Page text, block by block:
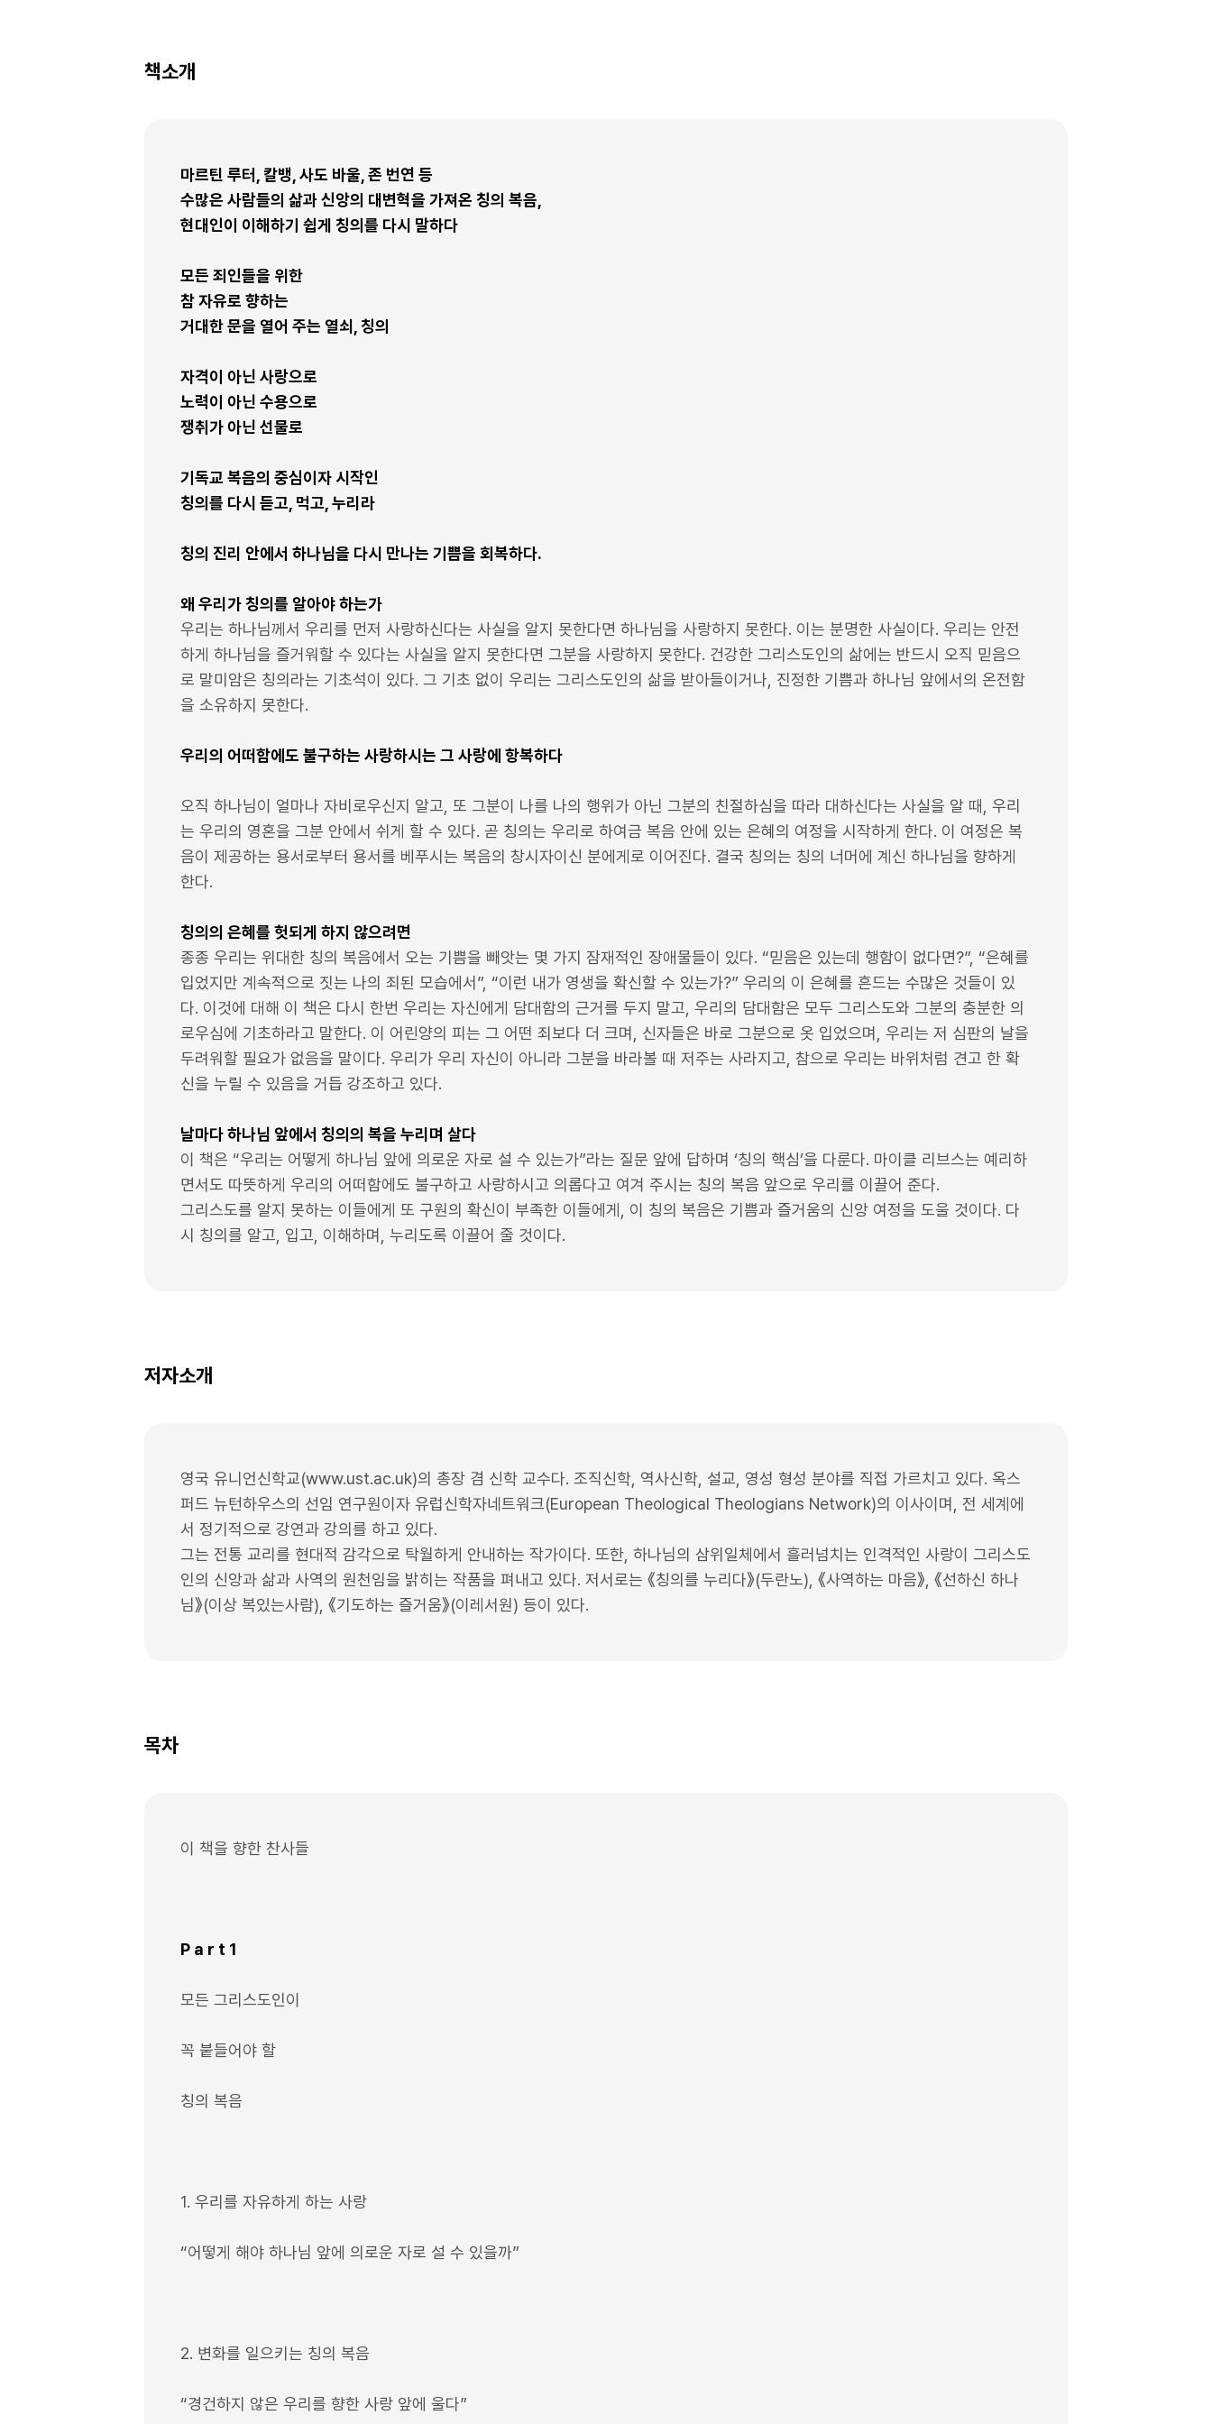
책소개
마르틴 루터, 칼뱅, 사도 바울, 존 번연 등
수많은 사람들의 삶과 신앙의 대변혁을 가져온 칭의 복음,
현대인이 이해하기 쉽게 칭의를 다시 말하다
모든 죄인들을 위한
참 자유로 향하는
거대한 문을 열어 주는 열쇠, 칭의
자격이 아닌 사랑으로
노력이 아닌 수용으로
쟁취가 아닌 선물로
기독교 복음의 중심이자 시작인
칭의를 다시 듣고, 먹고, 누리라
칭의 진리 안에서 하나님을 다시 만나는 기쁨을 회복하다.
왜 우리가 칭의를 알아야 하는가
우리는 하나님께서 우리를 먼저 사랑하신다는 사실을 알지 못한다면 하나님을 사랑하지 못한다. 이는 분명한 사실이다. 우리는 안전
하게 하나님을 즐거워할 수 있다는 사실을 알지 못한다면 그분을 사랑하지 못한다. 건강한 그리스도인의 삶에는 반드시 오직 믿음으
로 말미암은 칭의라는 기초석이 있다. 그 기초 없이 우리는 그리스도인의 삶을 받아들이거나, 진정한 기쁨과 하나님 앞에서의 온전함
을 소유하지 못한다.
우리의 어떠함에도 불구하는 사랑하시는 그 사랑에 항복하다
오직 하나님이 얼마나 자비로우신지 알고, 또 그분이 나를 나의 행위가 아닌 그분의 친절하심을 따라 대하신다는 사실을 알 때, 우리
는 우리의 영혼을 그분 안에서 쉬게 할 수 있다. 곧 칭의는 우리로 하여금 복음 안에 있는 은혜의 여정을 시작하게 한다. 이 여정은 복
음이 제공하는 용서로부터 용서를 베푸시는 복음의 창시자이신 분에게로 이어진다. 결국 칭의는 칭의 너머에 계신 하나님을 향하게
한다.
칭의의 은혜를 헛되게 하지 않으려면
종종 우리는 위대한 칭의 복음에서 오는 기쁨을 빼앗는 몇 가지 잠재적인 장애물들이 있다. “믿음은 있는데 행함이 없다면?”, “은혜를
입었지만 계속적으로 짓는 나의 죄된 모습에서”, “이런 내가 영생을 확신할 수 있는가?” 우리의 이 은혜를 흔드는 수많은 것들이 있
다. 이것에 대해 이 책은 다시 한번 우리는 자신에게 담대함의 근거를 두지 말고, 우리의 담대함은 모두 그리스도와 그분의 충분한 의
로우심에 기초하라고 말한다. 이 어린양의 피는 그 어떤 죄보다 더 크며, 신자들은 바로 그분으로 옷 입었으며, 우리는 저 심판의 날을
두려워할 필요가 없음을 말이다. 우리가 우리 자신이 아니라 그분을 바라볼 때 저주는 사라지고, 참으로 우리는 바위처럼 견고 한 확
신을 누릴 수 있음을 거듭 강조하고 있다.
날마다 하나님 앞에서 칭의의 복을 누리며 살다
이 책은 “우리는 어떻게 하나님 앞에 의로운 자로 설 수 있는가”라는 질문 앞에 답하며 ‘칭의 핵심’을 다룬다. 마이클 리브스는 예리하
면서도 따뜻하게 우리의 어떠함에도 불구하고 사랑하시고 의롭다고 여겨 주시는 칭의 복음 앞으로 우리를 이끌어 준다.
그리스도를 알지 못하는 이들에게 또 구원의 확신이 부족한 이들에게, 이 칭의 복음은 기쁨과 즐거움의 신앙 여정을 도울 것이다. 다
시 칭의를 알고, 입고, 이해하며, 누리도록 이끌어 줄 것이다.
저자소개
영국 유니언신학교(www.ust.ac.uk)의 총장 겸 신학 교수다. 조직신학, 역사신학, 설교, 영성 형성 분야를 직접 가르치고 있다. 옥스
퍼드 뉴턴하우스의 선임 연구원이자 유럽신학자네트워크(European Theological Theologians Network)의 이사이며, 전 세계에
서 정기적으로 강연과 강의를 하고 있다.
그는 전통 교리를 현대적 감각으로 탁월하게 안내하는 작가이다. 또한, 하나님의 삼위일체에서 흘러넘치는 인격적인 사랑이 그리스도
인의 신앙과 삶과 사역의 원천임을 밝히는 작품을 펴내고 있다. 저서로는 《칭의를 누리다》(두란노), 《사역하는 마음》, 《선하신 하나
님》(이상 복있는사람), 《기도하는 즐거움》(이레서원) 등이 있다.
목차
이 책을 향한 찬사들
P a r t 1
모든 그리스도인이
꼭 붙들어야 할
칭의 복음
1. 우리를 자유하게 하는 사랑
“어떻게 해야 하나님 앞에 의로운 자로 설 수 있을까”
2. 변화를 일으키는 칭의 복음
“경건하지 않은 우리를 향한 사랑 앞에 울다”